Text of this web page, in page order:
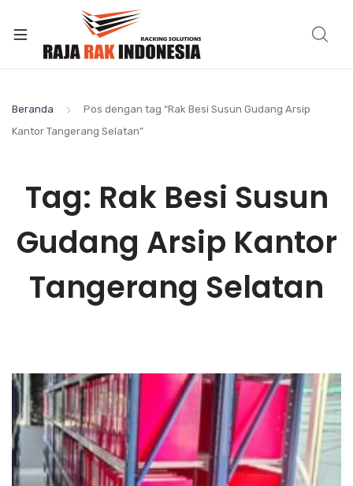
Beranda
Pos dengan tag “Rak Besi Susun Gudang Arsip
Kantor Tangerang Selatan”
Tag: Rak Besi Susun
Gudang Arsip Kantor
Tangerang Selatan